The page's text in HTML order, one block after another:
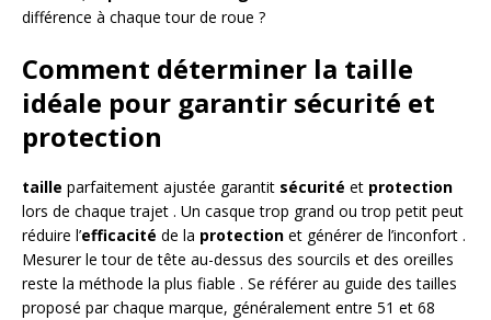
différence à chaque tour de roue ?
Comment déterminer la taille
idéale pour garantir sécurité et
protection
taille parfaitement ajustée garantit sécurité et protection
lors de chaque trajet . Un casque trop grand ou trop petit peut
réduire l’efficacité de la protection et générer de l’inconfort .
Mesurer le tour de tête au-dessus des sourcils et des oreilles
reste la méthode la plus fiable . Se référer au guide des tailles
proposé par chaque marque, généralement entre 51 et 68